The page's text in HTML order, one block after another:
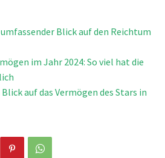
Blick auf den Reichtum
im Jahr 2024: So viel hat die
auf das Vermögen des Stars in